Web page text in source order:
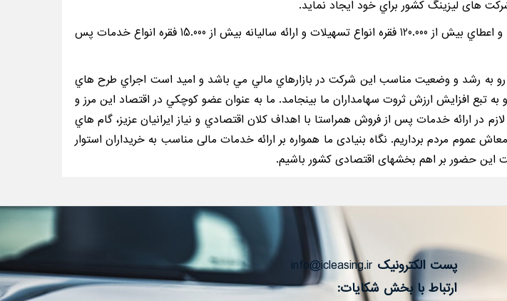
ليزينگ ايرانيان با قرار گرفتن در بين 300 شركت برتر ايران در سال هاي 88 ، 89 و 90 و اعطاي بيش از 120.000 فقره انواع تسهيلات و ارائه ساليانه بيش از 15.000 فقره انواع خدمات پس
رو به رشد و وضعيت مناسب اين شركت در بازارهاي مالي مي باشد و اميد است اجراي طرح هاي
تبع افزايش ارزش ثروت سهامداران ما بينجامد. ما به عنوان عضو كوچكي در اقتصاد اين مرز و
در ارائه خدمات پس از فروش همراستا با اهداف كلان اقتصادي و نياز ايرانيان عزيز، گام هاي
عموم مردم برداريم. نگاه بنیادی ما همواره بر ارائه خدمات مالی مناسب به خریداران استوار
این حضور بر اهم بخشهای اقتصادی کشور باشیم.
پست الکترونیک
ارتباط با بخش شکایات: